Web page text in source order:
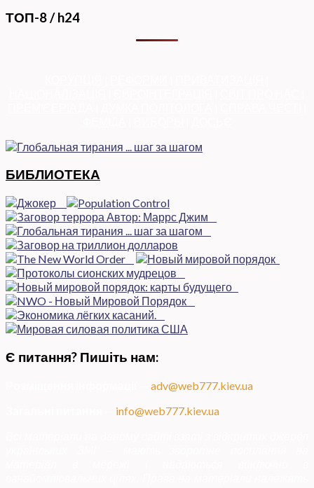
ТОП-8 / h24
БИБЛИОТЕКА
Є питання? Пишіть нам:
adv@web777.kiev.ua
info@web777.kiev.ua